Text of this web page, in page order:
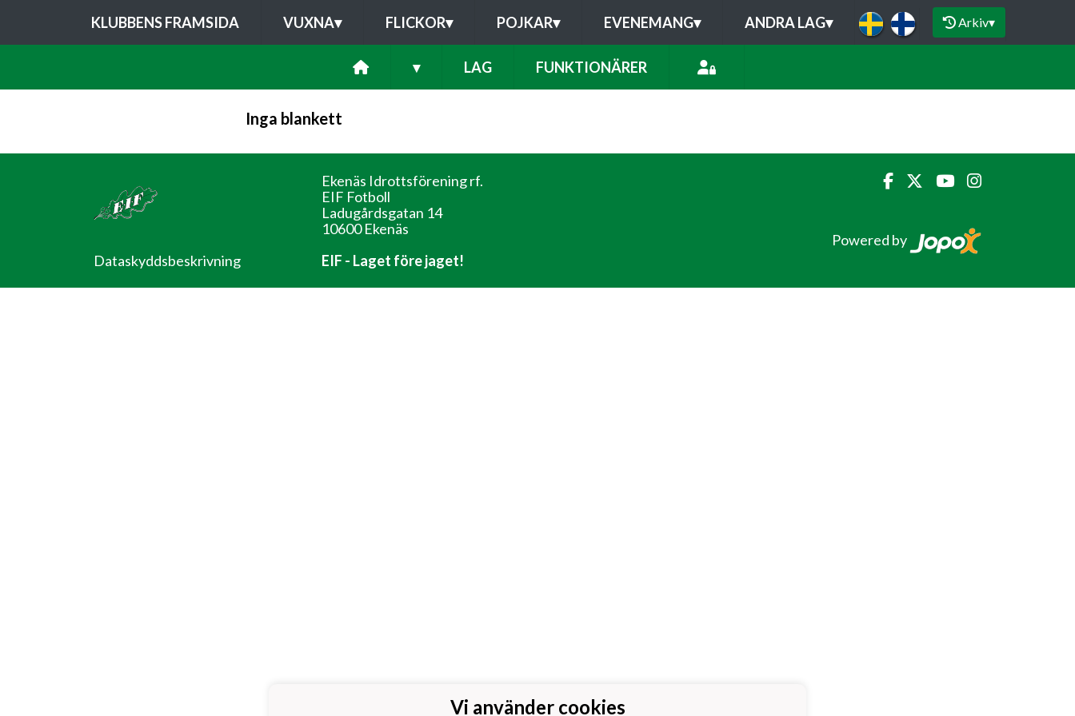
KLUBBENS FRAMSIDA VUXNA▾ FLICKOR▾ POJKAR▾ EVENEMANG▾ ANDRA LAG▾ Arkiv▾
▾ LAG FUNKTIONÄRER
Inga blankett
Dataskyddsbeskrivning
Ekenäs Idrottsförening rf.
EIF Fotboll
Ladugårdsgatan 14
10600 Ekenäs
EIF - Laget före jaget!
Powered by
Vi använder cookies